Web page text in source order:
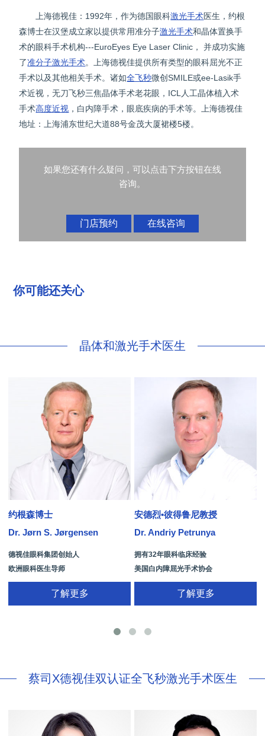
上海德视佳：1992年，作为德国眼科激光手术医生，约根
森博士在汉堡成立家以提供常用准分子激光手术和晶体置换手
术的眼科手术机构---EuroEyes Eye Laser Clinic， 并成功实施
了准分子激光手术。上海德视佳提供所有类型的眼科屈光不正
手术以及其他相关手术。诸如全飞秒微创SMILE或ee-Lasik手
术近视，无刀飞秒三焦晶体手术老花眼，ICL人工晶体植入术
手术高度近视 ，白内障手术，眼底疾病的手术等。上海德视佳
地址：上海浦东世纪大道88号金茂大厦裙楼5楼。
如果您还有什么疑问，可以点击下方按钮在线
咨询。
门店预约 在线咨询
你可能还关心
晶体和激光手术医生
约根森博士
Dr. Jørn S. Jørgensen
德视佳眼科集团创始人
欧洲眼科医生导师
拥有35年眼科从业经历
了解更多
安德烈•彼得鲁尼教授
Dr. Andriy Petrunya
拥有32年眼科临床经验
美国白内障屈光手术协会
国际屈光手术协会(ISRS)
26项发明专利[青光眼手术/葡萄膜炎/斜
了解更多
蔡司X德视佳双认证全飞秒激光手术医生